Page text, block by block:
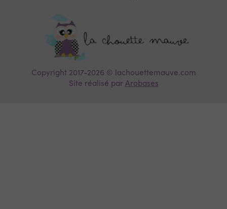
Copyright 2017-2026 © lachouettemauve.com
Site réalisé par Arobases